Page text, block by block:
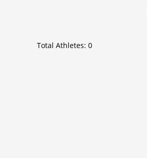
Total Athletes: 0